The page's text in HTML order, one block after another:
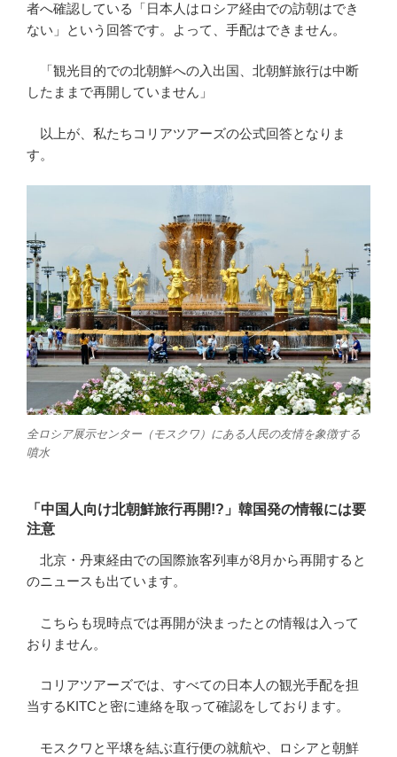
者へ確認している「日本人はロシア経由での訪朝はでき
ない」という回答です。よって、手配はできません。
「観光目的での北朝鮮への入出国、北朝鮮旅行は中断
したままで再開していません」
以上が、私たちコリアツアーズの公式回答となりま
す。
全ロシア展示センター（モスクワ）にある人民の友情を象徴する
噴水
「中国人向け北朝鮮旅行再開!?」韓国発の情報には要
注意
北京・丹東経由での国際旅客列車が8月から再開すると
のニュースも出ています。
こちらも現時点では再開が決まったとの情報は入って
おりません。
コリアツアーズでは、すべての日本人の観光手配を担
当するKITCと密に連絡を取って確認をしております。
モスクワと平壌を結ぶ直行便の就航や、ロシアと朝鮮